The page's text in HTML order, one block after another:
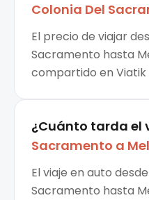
Colonia Del
El precio de viajar
Sacramento hasta
compartido en Viatik
¿Cuánto tarda el
Sacramento a
El viaje en auto
Sacramento hasta